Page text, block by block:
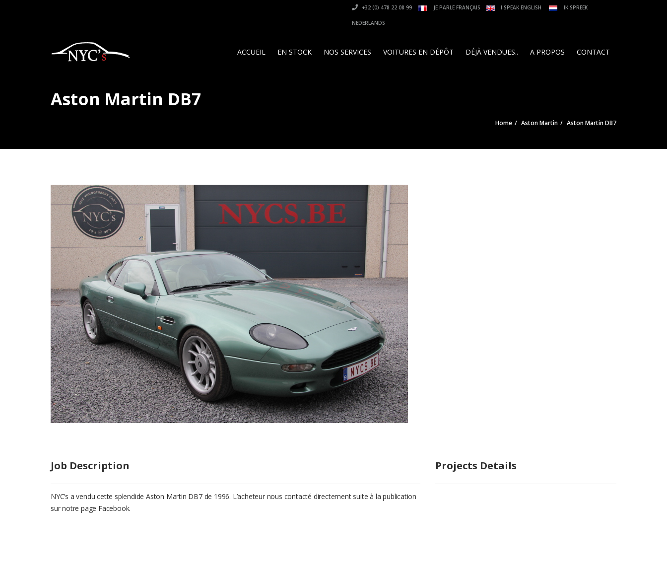
+32 (0) 478 22 08 99 JE PARLE FRANÇAIS I SPEAK ENGLISH IK SPREEK
NEDERLANDS
ACCUEIL EN STOCK NOS SERVICES VOITURES EN DÉPÔT DÉJÀ VENDUES.. A PROPOS CONTACT
Aston Martin DB7
Home Aston Martin Aston Martin DB7
Job Description
NYC’s a vendu cette splendide Aston Martin DB7 de 1996. L’acheteur nous contacté directement suite à la publication
sur notre page Facebook.
Projects Details